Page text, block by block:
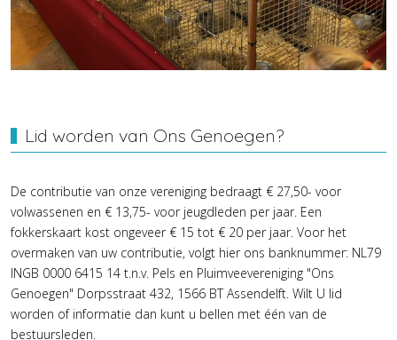
Lid worden van Ons Genoegen?
De contributie van onze vereniging bedraagt € 27,50- voor
volwassenen en € 13,75- voor jeugdleden per jaar. Een
fokkerskaart kost ongeveer € 15 tot € 20 per jaar. Voor het
overmaken van uw contributie, volgt hier ons banknummer: NL79
INGB 0000 6415 14 t.n.v. Pels en Pluimveevereniging "Ons
Genoegen" Dorpsstraat 432, 1566 BT Assendelft. Wilt U lid
worden of informatie dan kunt u bellen met één van de
bestuursleden.